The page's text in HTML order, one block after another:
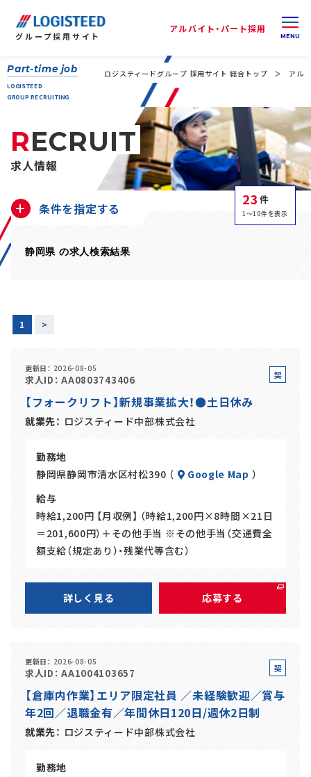
グループ採用サイト
アルバイト・パート採用
アルバイト・パート採用
SHARE
Part-time job
LOGISTEED
GROUP RECRUITING
ロジスティードグループ 採用サイト 総合トップ アル
RECRUIT
求人情報
23 件
1～10件を表示
条件を指定する
静岡県 の求人検索結果
1 >
更新日 2026-08-05
求人ID AA0803743406
契
【フォークリフト】新規事業拡大！●土日休み
就業先 ロジスティード中部株式会社
勤務地
静岡県静岡市清水区村松390 （
Google Map ）
給与
時給1,200円 【月収例】 （時給1,200円×8時間×21日
＝201,600円）＋その他手当 ※その他手当（交通費全
額支給（規定あり）・残業代等含む）
詳しく見る 応募する
更新日 2026-08-05
求人ID AA1004103657
契
社
【倉庫内作業】エリア限定社員 ／未経験歓迎／賞与
年2回／退職金有／年間休日120日/週休2日制
就業先 ロジスティード中部株式会社
勤務地